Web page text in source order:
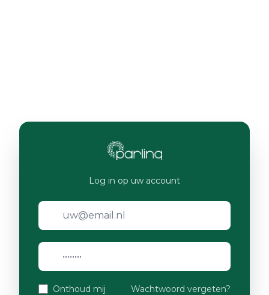
Log in op uw account
Onthoud mij Wachtwoord vergeten?